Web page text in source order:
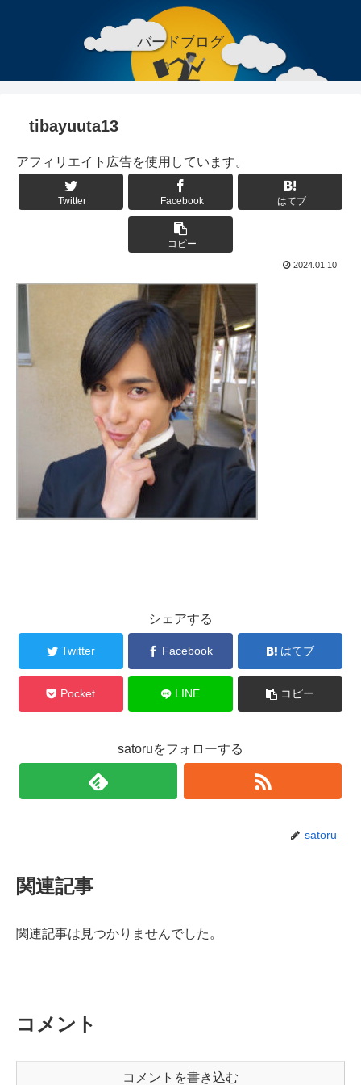
バードブログ
tibayuuta13
アフィリエイト広告を使用しています。
Twitter Facebook はてブ
コピー
2024.01.10
シェアする
Twitter Facebook はてブ
Pocket LINE コピー
satoruをフォローする
satoru
関連記事
関連記事は見つかりませんでした。
コメント
コメントを書き込む